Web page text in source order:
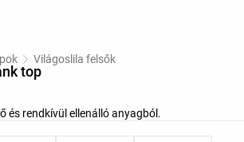
Világoslila felsők
top
és rendkívül ellenálló anyagból.